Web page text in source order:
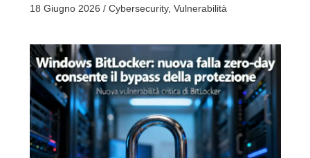
18 Giugno 2026 / Cybersecurity, Vulnerabilità